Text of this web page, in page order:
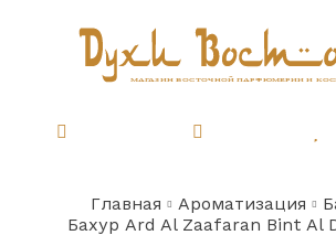
содержанию
Строка
Главная Ароматизация
Бахур Ard Al Zaafaran Bint Al